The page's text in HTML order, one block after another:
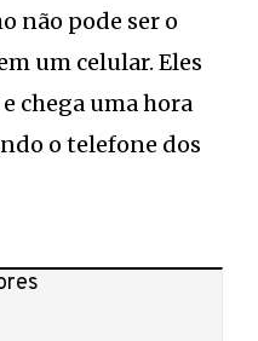
não pode ser o
um celular. Eles
chega uma hora
o telefone dos